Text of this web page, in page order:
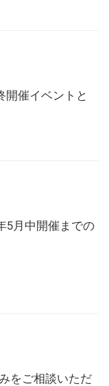
開催イベントと
5月中開催までの
をご相談いただ